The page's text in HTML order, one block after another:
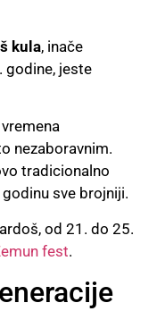
kula, inače
jeste
nezaboravnim.
tradicionalno
sve brojniji.
od 21. do 25.
fest.